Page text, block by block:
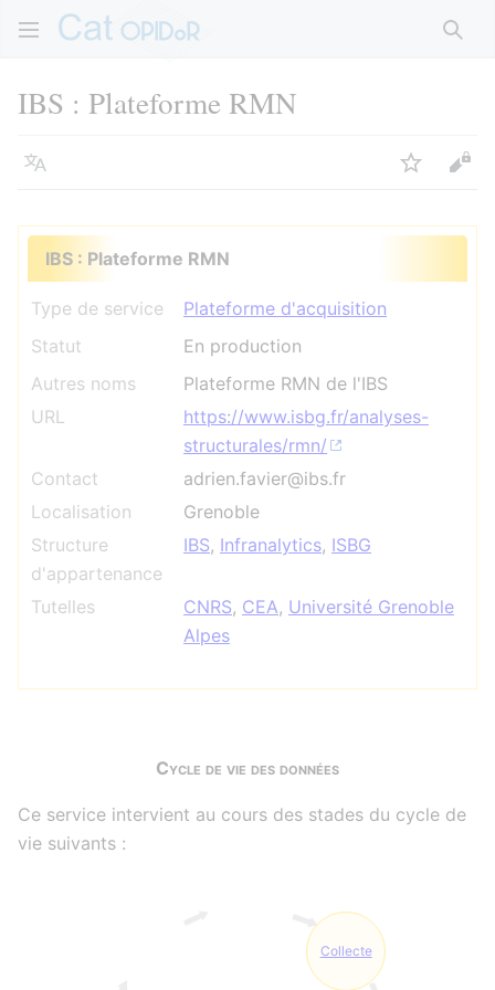
IBS : Plateforme RMN
Langue Suivre
IBS : Plateforme RMN
Type de service
Plateforme d'acquisition
Statut
En production
Autres noms
Plateforme RMN de l'IBS
URL
https://www.isbg.fr/analyses-
structurales/rmn/
Contact
adrien.favier@ibs.fr
Localisation
Grenoble
Structure
d'appartenance
IBS, Infranalytics, ISBG
Tutelles CNRS, CEA, Université Grenoble
Alpes
Cycle de vie des données
Ce service intervient au cours des stades du cycle de
vie suivants :
Collecte